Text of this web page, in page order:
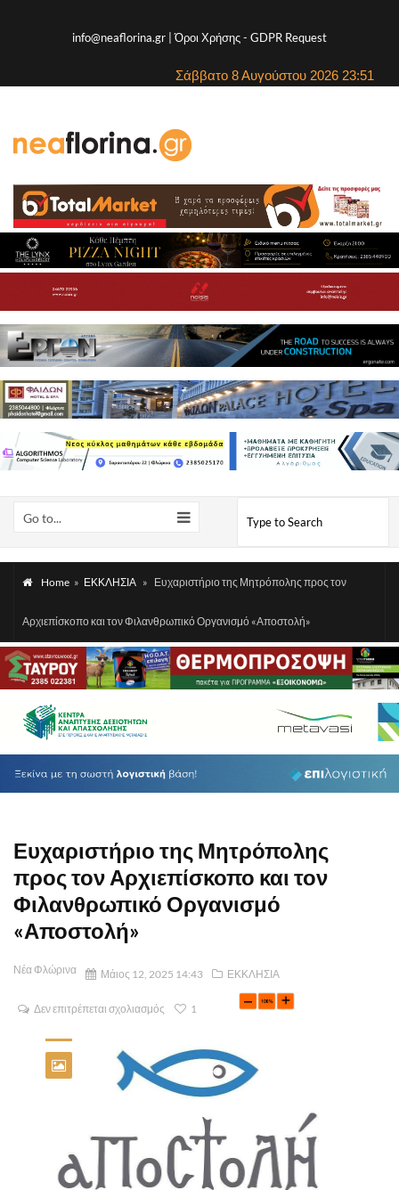
info@neaflorina.gr |Όροι Χρήσης- GDPR Request
Σάββατο 8 Αυγούστου 2026 23:51
Go to...
Home » ΕΚΚΛΗΣΙΑ » Ευχαριστήριο της Μητρόπολης προς τον
Αρχιεπίσκοπο και τον Φιλανθρωπικό Οργανισμό «Αποστολή»
Ευχαριστήριο της Μητρόπολης
προς τον Αρχιεπίσκοπο και τον
Φιλανθρωπικό Οργανισμό
«Αποστολή»
Νέα Φλώρινα Μάιος 12, 2025 14:43 ΕΚΚΛΗΣΙΑ
Δεν επιτρέπεται σχολιασμός 1